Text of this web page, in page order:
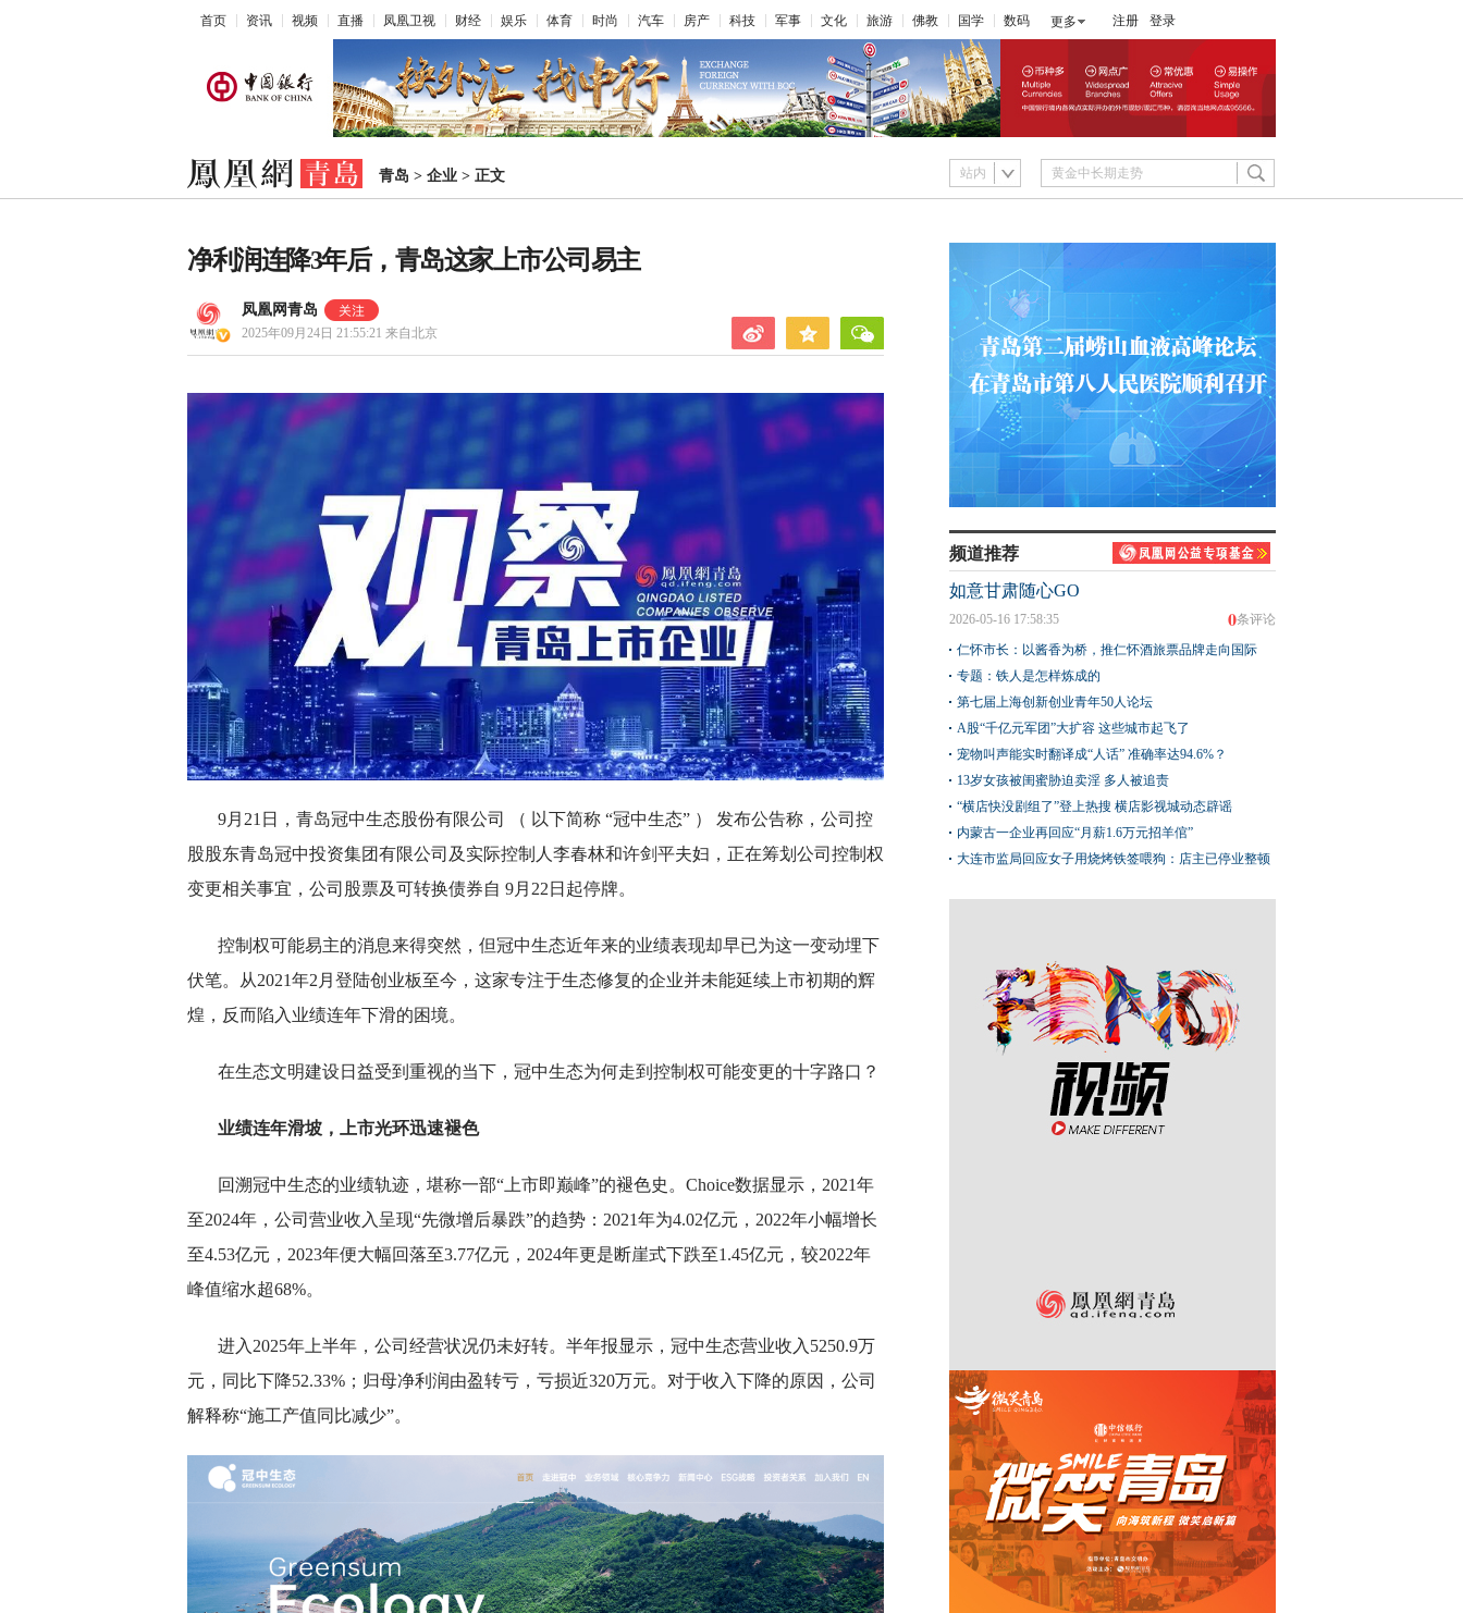
首页 资讯 视频 直播 凤凰卫视 财经 娱乐 体育 时尚 汽车 房产 科技 军事 文化 旅游 佛教 国学 数码 更多 注册 登录
青岛 > 企业 > 正文 站内
净利润连降3年后，青岛这家上市公司易主
凤凰网青岛
2025年09月24日 21:55:21 来自北京
9月21日，青岛冠中生态股份有限公司 （ 以下简称 “冠中生态” ） 发布公告称，公司控
股股东青岛冠中投资集团有限公司及实际控制人李春林和许剑平夫妇，正在筹划公司控制权
变更相关事宜，公司股票及可转换债券自 9月22日起停牌。
控制权可能易主的消息来得突然，但冠中生态近年来的业绩表现却早已为这一变动埋下
伏笔。从2021年2月登陆创业板至今，这家专注于生态修复的企业并未能延续上市初期的辉
煌，反而陷入业绩连年下滑的困境。
在生态文明建设日益受到重视的当下，冠中生态为何走到控制权可能变更的十字路口？
业绩连年滑坡，上市光环迅速褪色
回溯冠中生态的业绩轨迹，堪称一部“上市即巅峰”的褪色史。Choice数据显示，2021年
至2024年，公司营业收入呈现“先微增后暴跌”的趋势：2021年为4.02亿元，2022年小幅增长
至4.53亿元，2023年便大幅回落至3.77亿元，2024年更是断崖式下跌至1.45亿元，较2022年
峰值缩水超68%。
进入2025年上半年，公司经营状况仍未好转。半年报显示，冠中生态营业收入5250.9万
元，同比下降52.33%；归母净利润由盈转亏，亏损近320万元。对于收入下降的原因，公司
解释称“施工产值同比减少”。
频道推荐
如意甘肃随心GO
0条评论
2026-05-16 17:58:35
仁怀市长：以酱香为桥，推仁怀酒旅票品牌走向国际
专题：铁人是怎样炼成的
第七届上海创新创业青年50人论坛
A股“千亿元军团”大扩容 这些城市起飞了
宠物叫声能实时翻译成“人话” 准确率达94.6%？
13岁女孩被闺蜜胁迫卖淫 多人被追责
“横店快没剧组了”登上热搜 横店影视城动态辟谣
内蒙古一企业再回应“月薪1.6万元招羊倌”
大连市监局回应女子用烧烤铁签喂狗：店主已停业整顿